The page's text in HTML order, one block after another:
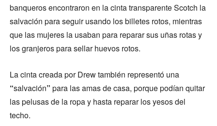
banqueros encontraron en la cinta transparente Scotch la
salvación para seguir usando los billetes rotos, mientras
que las mujeres la usaban para reparar sus uñas rotas y
los granjeros para sellar huevos rotos.
La cinta creada por Drew también representó una
“salvación” para las amas de casa, porque podían quitar
las pelusas de la ropa y hasta reparar los yesos del
techo.